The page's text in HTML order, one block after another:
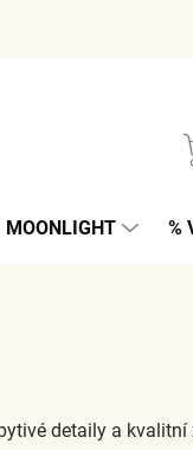
MOONLIGHT %
detaily a